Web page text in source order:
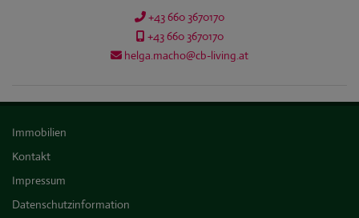
+43 660 3670170
+43 660 3670170
helga.macho@cb-living.at
Immobilien
Kontakt
Impressum
Datenschutzinformation